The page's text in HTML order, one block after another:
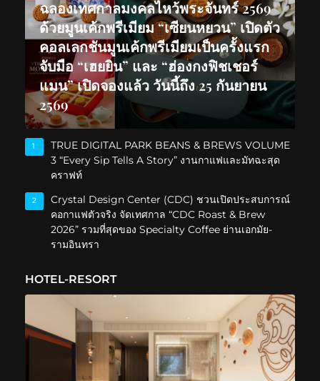
ฉลองเทศกาลมงคลไหว้พระจันทร์ 2569
ด้วยมูนเค้กพรีเมียม “เซียนหยวน” เปิดตัว
คอลเลกชันมูนเค้กพรีเมียมเป็นครั้งแรก
จับมือ “เฮยยิน” และ “ฮ่องกงฟิชเชอร์
แมน” เปิดจองแล้ว วันนี้ถึง 25 กันยายน
2569
1
TRUE DIGITAL PARK BEANS & BREWS VOLUME
3 “Every Sip Tells A Story” งานกาแฟและมัทฉะสุด
คราฟท์
2
Crystal Design Center (CDC) ชวนเปิดประสบการณ์
คอกาแฟตัวจริง จัดเทศกาล “CDC Roast & Brew
2026” รวมที่สุดของ Specialty Coffee ย่านเอกมัย-
รามอินทรา
HOTEL-RESORT